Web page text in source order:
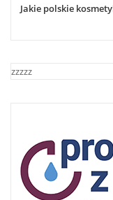
Jakie polskie
zzzzz